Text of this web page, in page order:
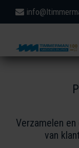
Verzamelen
van